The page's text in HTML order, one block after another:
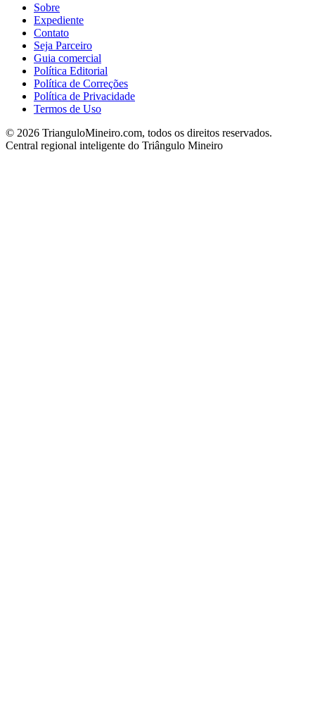
Sobre
Expediente
Contato
Seja Parceiro
Guia comercial
Política Editorial
Política de Correções
Política de Privacidade
Termos de Uso
© 2026 TrianguloMineiro.com, todos os direitos reservados.
Central regional inteligente do Triângulo Mineiro